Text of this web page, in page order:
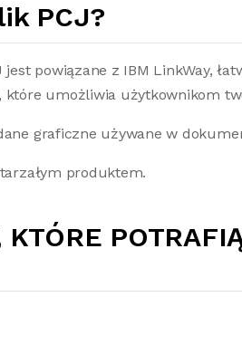
PCJ?
jest powiązane z IBM LinkWay,
umożliwia użytkownikom
graficzne używane w
produktem.
KTÓRE